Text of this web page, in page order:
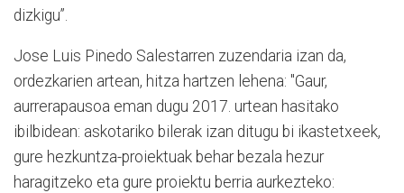
dizkigu”.
Jose Luis Pinedo Salestarren zuzendaria izan da,
ordezkarien artean, hitza hartzen lehena: "Gaur,
aurrerapausoa eman dugu 2017. urtean hasitako
ibilbidean: askotariko bilerak izan ditugu bi ikastetxeek,
gure hezkuntza-proiektuak behar bezala hezur
haragitzeko eta gure proiektu berria aurkezteko: